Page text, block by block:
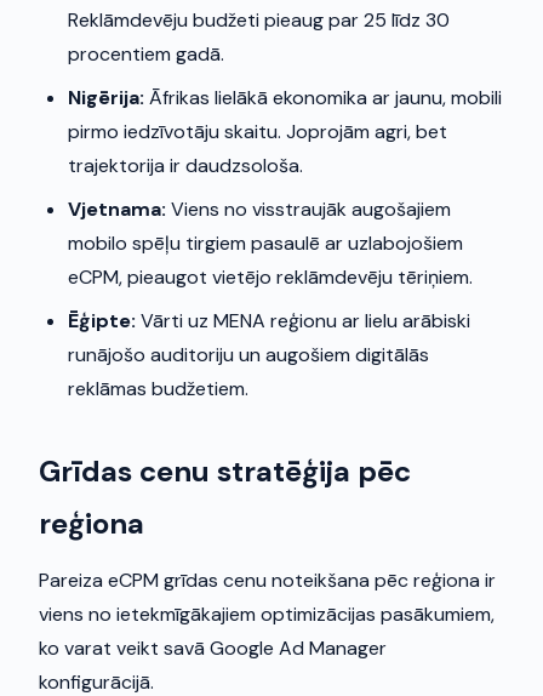
Reklāmdevēju budžeti pieaug par 25 līdz 30
procentiem gadā.
Nigērija: Āfrikas lielākā ekonomika ar jaunu, mobili
pirmo iedzīvotāju skaitu. Joprojām agri, bet
trajektorija ir daudzsološa.
Vjetnama: Viens no visstraujāk augošajiem
mobilo spēļu tirgiem pasaulē ar uzlabojošiem
eCPM, pieaugot vietējo reklāmdevēju tēriņiem.
Ēģipte: Vārti uz MENA reģionu ar lielu arābiski
runājošo auditoriju un augošiem digitālās
reklāmas budžetiem.
Grīdas cenu stratēģija pēc
reģiona
Pareiza eCPM grīdas cenu noteikšana pēc reģiona ir
viens no ietekmīgākajiem optimizācijas pasākumiem,
ko varat veikt savā Google Ad Manager
konfigurācijā.